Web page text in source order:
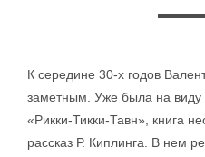
К середине 30-х годов
заметным. Уже была на
«Рикки-Тикки-Тавн», книга
рассказ Р. Киплинга. В нем